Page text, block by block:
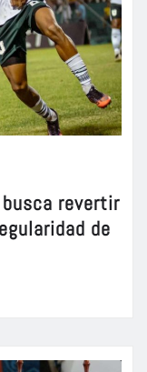
busca revertir
de